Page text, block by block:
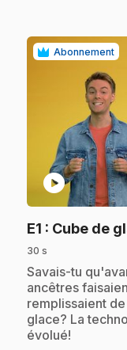
Abonnement
play_circle
E1 : Cube de
30 s
.Savais-tu
ancêtres
remplissaient
glace? La
évolué!